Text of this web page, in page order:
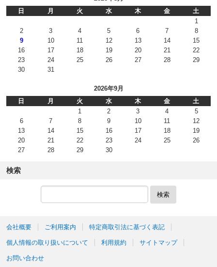
日
月 火 水 木 金
土
1
2
3 4 5 6 7
8
9
10 11 12 13 14
15
16
17 18 19 20 21
22
23
24 25 26 27 28
29
30
31
2026年9月
日
月 火 水 木 金
土
1
2 3 4
5
6
7 8 9 10 11
12
13
14 15 16 17 18
19
20
21 22 23 24 25
26
27
28 29 30
検索
検索
会社概要 ご利用案内 特定商取引法に基づく表記
個人情報の取り扱いについて 利用規約 サイトマップ
お問い合わせ